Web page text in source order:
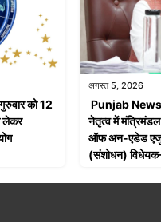
को 12
लेकर
अगस्त 5, 2026
Punjab News:
नेतृत्व में
ऑफ अन-एडेड
(संशोधन)